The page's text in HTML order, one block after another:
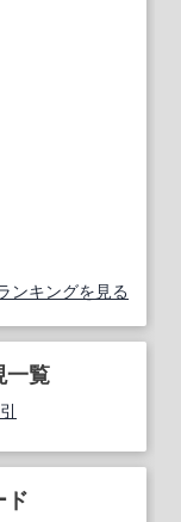
ンキングを見る
一覧
ド